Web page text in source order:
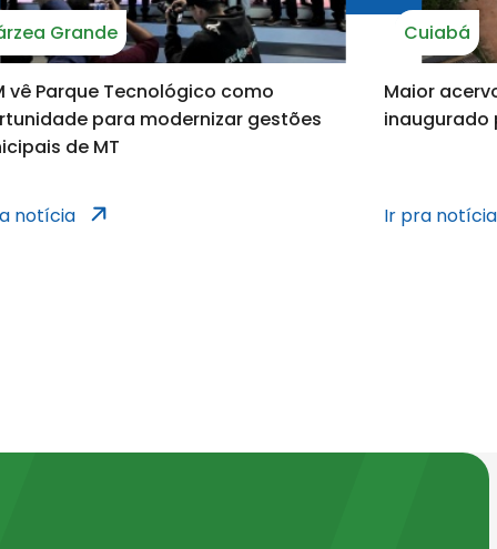
Grande
vê Parque Tecnológico como
para modernizar gestões
de MT
notícia notícias dos
Cuiabá
Maior
inaugurado
Ir pra
municípios